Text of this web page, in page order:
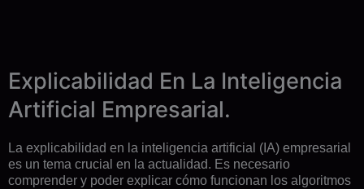
Explicabilidad En La Inteligencia
Artificial Empresarial.
La explicabilidad en la inteligencia artificial (IA) empresarial
es un tema crucial en la actualidad. Es necesario
comprender y poder explicar cómo funcionan los algoritmos